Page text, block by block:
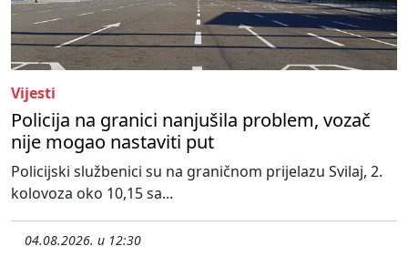
Vijesti
Policija na granici nanjušila problem, vozač
nije mogao nastaviti put
Policijski službenici su na graničnom prijelazu Svilaj, 2.
kolovoza oko 10,15 sa...
04.08.2026. u 12:30